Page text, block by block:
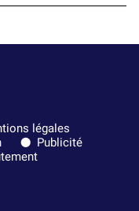
légales
Publicité